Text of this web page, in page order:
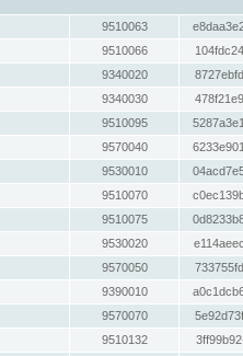
9510063
9510066
9340020
9340030
9510095
9570040
9530010
9510070
9510075
9530020
9570050
9390010
9570070
9510132